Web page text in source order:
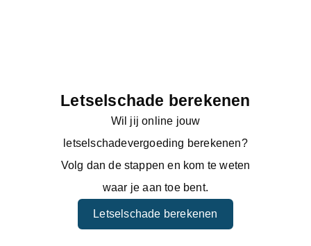
Letselschade berekenen
Wil jij online jouw
letselschadevergoeding berekenen?
Volg dan de stappen en kom te weten
waar je aan toe bent.
Letselschade berekenen